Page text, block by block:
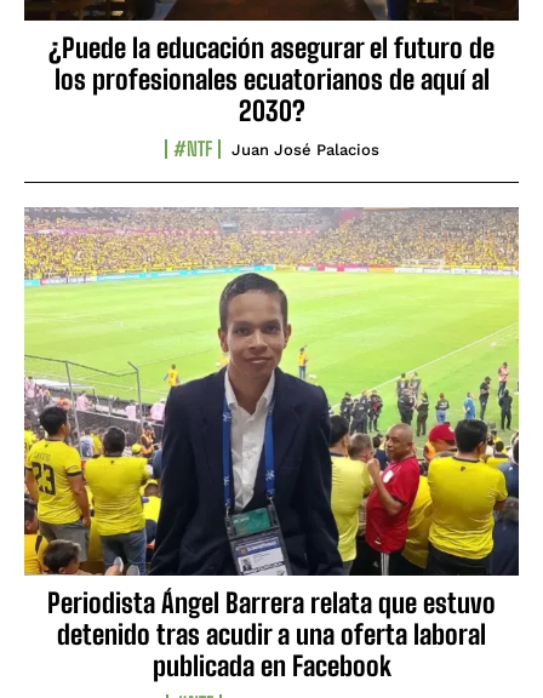
¿Puede la educación asegurar el futuro de
los profesionales ecuatorianos de aquí al
2030?
#NTF Juan José Palacios
Periodista Ángel Barrera relata que estuvo
detenido tras acudir a una oferta laboral
publicada en Facebook